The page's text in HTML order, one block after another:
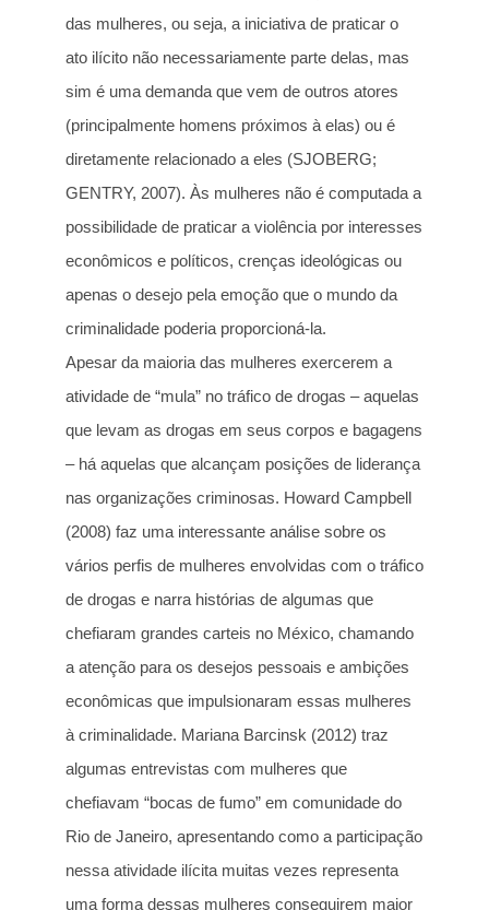
das mulheres, ou seja, a iniciativa de praticar o
ato ilícito não necessariamente parte delas, mas
sim é uma demanda que vem de outros atores
(principalmente homens próximos à elas) ou é
diretamente relacionado a eles (SJOBERG;
GENTRY, 2007). Às mulheres não é computada a
possibilidade de praticar a violência por interesses
econômicos e políticos, crenças ideológicas ou
apenas o desejo pela emoção que o mundo da
criminalidade poderia proporcioná-la.
Apesar da maioria das mulheres exercerem a
atividade de “mula” no tráfico de drogas – aquelas
que levam as drogas em seus corpos e bagagens
– há aquelas que alcançam posições de liderança
nas organizações criminosas. Howard Campbell
(2008) faz uma interessante análise sobre os
vários perfis de mulheres envolvidas com o tráfico
de drogas e narra histórias de algumas que
chefiaram grandes carteis no México, chamando
a atenção para os desejos pessoais e ambições
econômicas que impulsionaram essas mulheres
à criminalidade. Mariana Barcinsk (2012) traz
algumas entrevistas com mulheres que
chefiavam “bocas de fumo” em comunidade do
Rio de Janeiro, apresentando como a participação
nessa atividade ilícita muitas vezes representa
uma forma dessas mulheres conseguirem maior